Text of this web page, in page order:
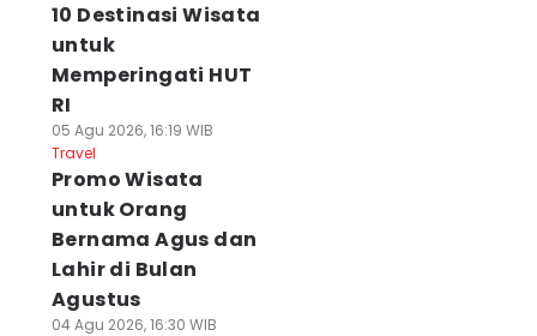
10 Destinasi Wisata
untuk
Memperingati HUT
RI
05 Agu 2026, 16:19 WIB
Travel
Promo Wisata
untuk Orang
Bernama Agus dan
Lahir di Bulan
Agustus
04 Agu 2026, 16:30 WIB